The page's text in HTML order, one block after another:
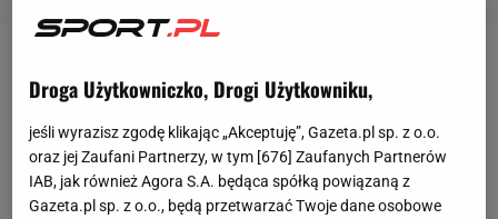
przypadku osiem spotkań do rozegrania. Sześć w
Serie A, które mają zapewnić "Starej Damie" grę w
Lidze Mistrzów w kolejnym sezonie.Juventusgra
jeszcze w Pucharze Włoch, gdzie po pierwszym
Droga Użytkowniczko, Drogi Użytkowniku,
jeśli wyrazisz zgodę klikając „Akceptuję”, Gazeta.pl sp. z o.o.
oraz jej Zaufani Partnerzy, w tym [676] Zaufanych Partnerów
IAB, jak również Agora S.A. będąca spółką powiązaną z
Gazeta.pl sp. z o.o., będą przetwarzać Twoje dane osobowe